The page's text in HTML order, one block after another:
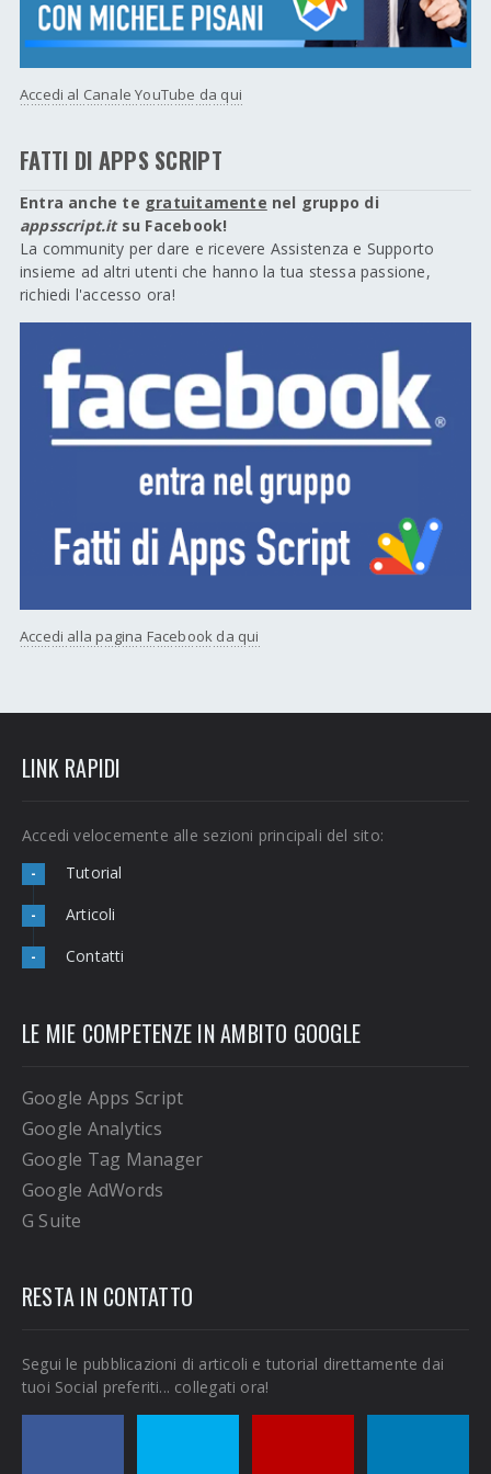
Accedi al Canale YouTube da qui
FATTI DI APPS SCRIPT
Entra anche te gratuitamente nel gruppo di
appsscript.itsu Facebook!
La community per dare e ricevere Assistenza e Supporto
insieme ad altri utenti che hanno la tua stessa passione,
richiedi l'accesso ora!
Accedi alla pagina Facebook da qui
LINK RAPIDI
Accedi velocemente alle sezioni principali del sito:
- Tutorial
- Articoli
- Contatti
LE MIE COMPETENZE IN AMBITO GOOGLE
Google Apps Script
Google Analytics
Google Tag Manager
Google AdWords
G Suite
RESTA IN CONTATTO
Segui le pubblicazioni di articoli e tutorial direttamente dai
tuoi Social preferiti... collegati ora!